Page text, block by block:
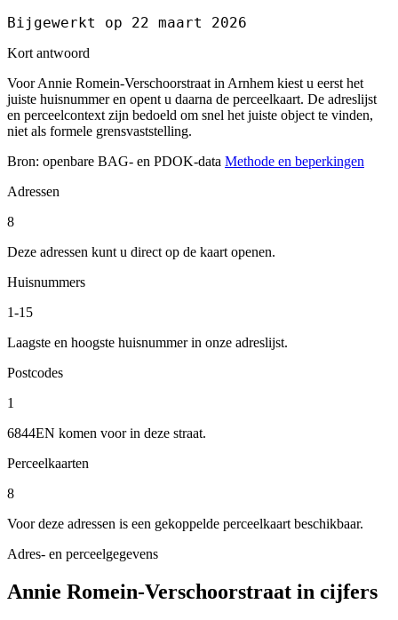
Bijgewerkt op 22 maart 2026
Kort antwoord
Voor Annie Romein-Verschoorstraat in Arnhem kiest u eerst het
juiste huisnummer en opent u daarna de perceelkaart. De adreslijst
en perceelcontext zijn bedoeld om snel het juiste object te vinden,
niet als formele grensvaststelling.
Bron: openbare BAG- en PDOK-data Methode en beperkingen
Adressen
8
Deze adressen kunt u direct op de kaart openen.
Huisnummers
1-15
Laagste en hoogste huisnummer in onze adreslijst.
Postcodes
1
6844EN komen voor in deze straat.
Perceelkaarten
8
Voor deze adressen is een gekoppelde perceelkaart beschikbaar.
Adres- en perceelgegevens
Annie Romein-Verschoorstraat in cijfers